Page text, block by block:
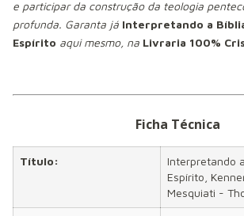
e participar da construção da teologia
profunda. Garanta já Interpretando a
Espírito aqui mesmo, na Livraria 100%
Ficha Técnica
Título:
Interpretando
Espírito,
Mesquiati -